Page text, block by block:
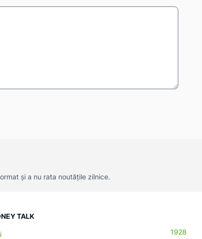
și a nu rata noutățile zilnice.
TALK
1928